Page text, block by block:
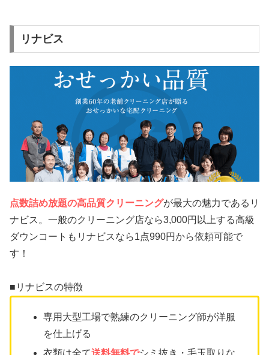
リナビス
点数詰め放題の高品質クリーニングが最大の魅力であるリ
ナビス。一般のクリーニング店なら3,000円以上する高級
ダウンコートもリナビスなら1点990円から依頼可能で
す！
■リナビスの特徴
専用大型工場で熟練のクリーニング師が洋服
を仕上げる
衣類は全て送料無料でシミ抜き・毛玉取りな